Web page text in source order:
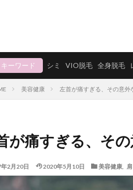
ーワード シミ VIO脱毛 全身脱毛
美容健康 左首が痛すぎる、その意外
が痛すぎる、そ
2月20日 2020年5月10日 美容健康,